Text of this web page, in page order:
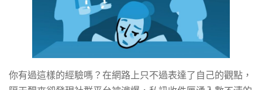
霸
你有過這樣的經驗嗎？在網路上只不過表達了自己的觀點，